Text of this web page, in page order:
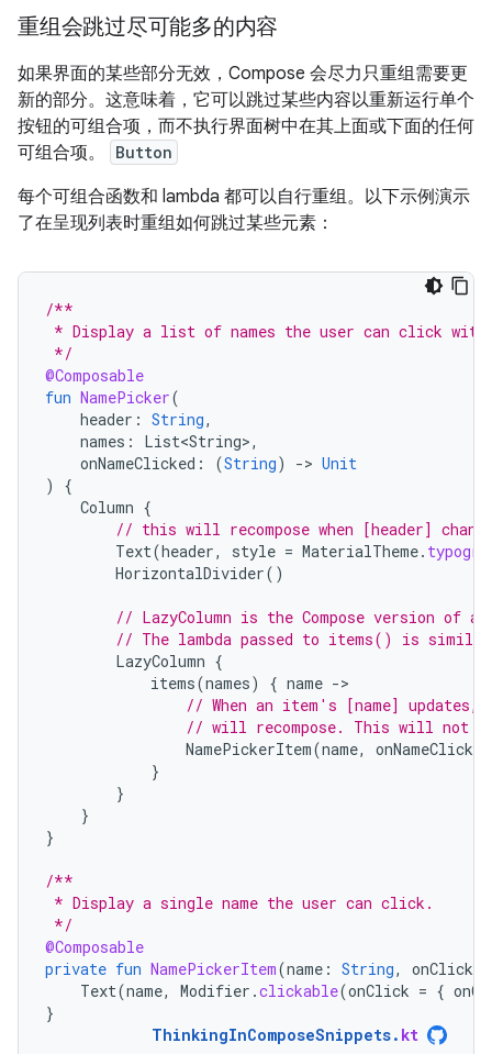
重组会跳过尽可能多的内容
如果界面的某些部分无效，Compose 会尽力只重组需要更
新的部分。这意味着，它可以跳过某些内容以重新运行单个
按钮的可组合项，而不执行界面树中在其上面或下面的任何
可组合项。
Button
每个可组合函数和 lambda 都可以自行重组。以下示例演示
了在呈现列表时重组如何跳过某些元素：
/**
* Display a list of names the user can click with
*/
@Composable
fun NamePicker(
header : String,
names : List<String>,
onNameClicked : (String) -> Unit
)
{
Column {
// this will recompose when [header]
Text(header, style = MaterialTheme.
HorizontalDivider()
// LazyColumn is the Compose version of a
// The lambda passed to items() is similar
LazyColumn {
items(names) { name -
// When an item's [name]
// will recompose. This will not
NamePickerItem(name, onNameClicked
}
}
}
}
/**
* Display a single name the user can click.
*/
@Composable
private fun NamePickerItem(name : String, onClicked
Text(name, Modifier .clickable(onClick = {
}
ThinkingInComposeSnippets. kt